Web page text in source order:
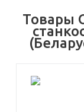
Товары